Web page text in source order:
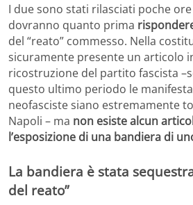
I due sono stati rilasciati poche
dovranno quanto prima
del “reato” commesso. Nella
sicuramente presente un articolo
ricostruzione del partito fascista
questo ultimo periodo le
neofasciste siano estremamente
Napoli – ma non esiste alcun
l’esposizione di una bandiera di
La bandiera è stata
del reato”